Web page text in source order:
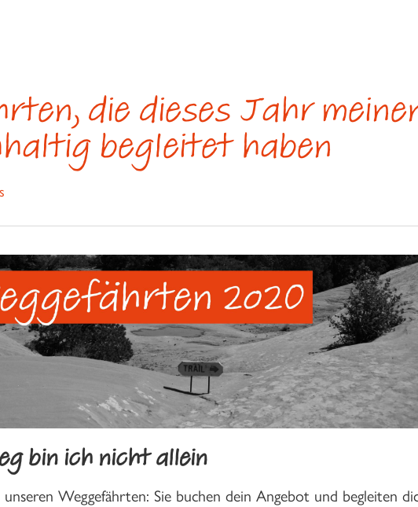
die dieses Jahr
begleitet haben
bin ich nicht allein
Weggefährten: Sie buchen dein Angebot und begleiten